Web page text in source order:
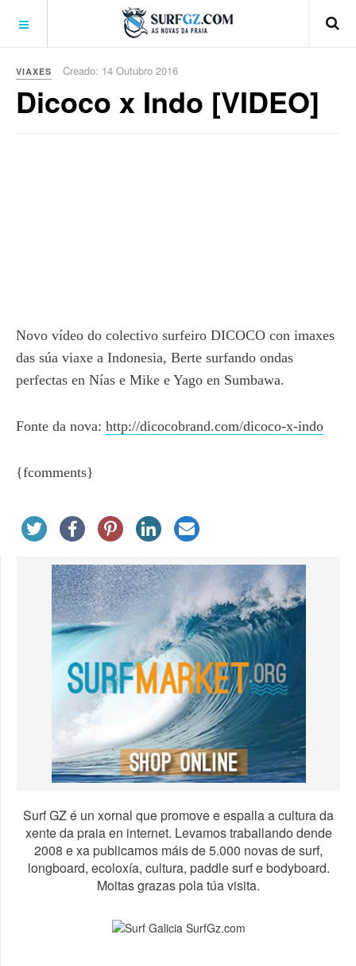
VIAXES Creado: 14 Outubro 2016
Dicoco x Indo [VIDEO]
Novo vídeo do colectivo surfeiro DICOCO con imaxes
das súa viaxe a Indonesia, Berte surfando ondas
perfectas en Nías e Mike e Yago en Sumbawa.
Fonte da nova: http://dicocobrand.com/dicoco-x-indo
{fcomments}
Surf GZ é un xornal que promove e espalla a cultura da
xente da praia en internet. Levamos traballando dende
2008 e xa publicamos máis de 5.000 novas de surf,
longboard, ecoloxía, cultura, paddle surf e bodyboard.
Moitas grazas pola túa visita.